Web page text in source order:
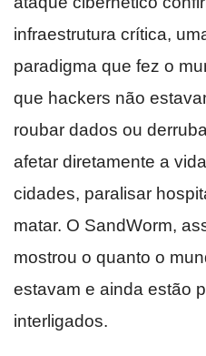
infraestrutura crítica,
paradigma que fez o
que hackers não
roubar dados ou
afetar diretamente a
cidades, paralisar
matar. O SandWorm,
mostrou o quanto o
estavam e ainda estão
interligados.